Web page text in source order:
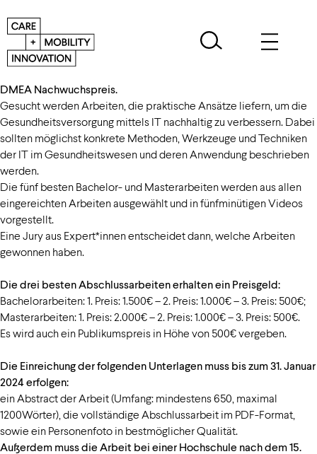
DMEA Nachwuchspreis.
Gesucht werden Arbeiten, die praktische Ansätze liefern, um die
Gesundheitsversorgung mittels IT nachhaltig zu verbessern. Dabei
sollten möglichst konkrete Methoden, Werkzeuge und Techniken
der IT im Gesundheitswesen und deren Anwendung beschrieben
werden.
Die fünf besten Bachelor- und Masterarbeiten werden aus allen
eingereichten Arbeiten ausgewählt und in fünfminütigen Videos
vorgestellt.
Eine Jury aus Expert*innen entscheidet dann, welche Arbeiten
gewonnen haben.
Die drei besten Abschlussarbeiten erhalten ein Preisgeld:
Bachelorarbeiten: 1. Preis: 1.500€ – 2. Preis: 1.000€ – 3. Preis: 500€;
Masterarbeiten: 1. Preis: 2.000€ – 2. Preis: 1.000€ – 3. Preis: 500€.
Es wird auch ein Publikumspreis in Höhe von 500€ vergeben.
Die Einreichung der folgenden Unterlagen muss bis zum 31. Januar
2024 erfolgen:
ein Abstract der Arbeit (Umfang: mindestens 650, maximal
1200Wörter), die vollständige Abschlussarbeit im PDF-Format,
sowie ein Personenfoto in bestmöglicher Qualität.
Außerdem muss die Arbeit bei einer Hochschule nach dem 15.